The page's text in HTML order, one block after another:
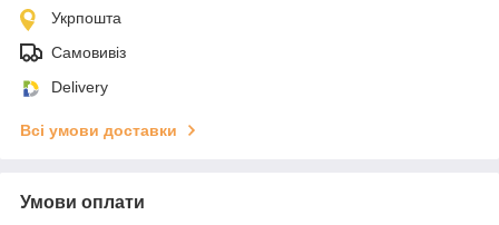
Укрпошта
Самовивіз
Delivery
Всі умови доставки
Умови оплати